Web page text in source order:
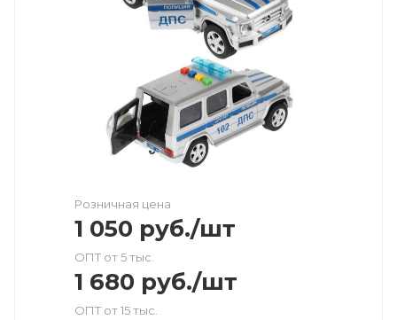
Розничная цена
1 050 руб./шт
ОПТ от 5 тыс.
1 680 руб./шт
ОПТ от 15 тыс.